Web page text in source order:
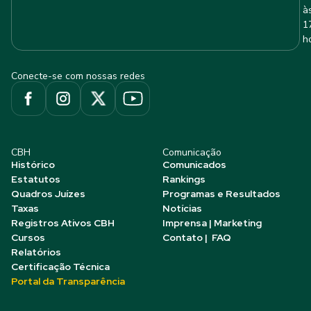
Conecte-se com nossas redes
CBH
Histórico
Estatutos
Quadros Juízes
Taxas
Registros Ativos CBH
Cursos
Relatórios
Certificação Técnica
Portal da Transparência
Comunicação
Comunicados
Rankings
Programas e Resultados
Notícias
Imprensa | Marketing
Contato | FAQ